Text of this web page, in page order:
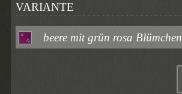
VARIANTE
beere mit grün rosa Blümchen